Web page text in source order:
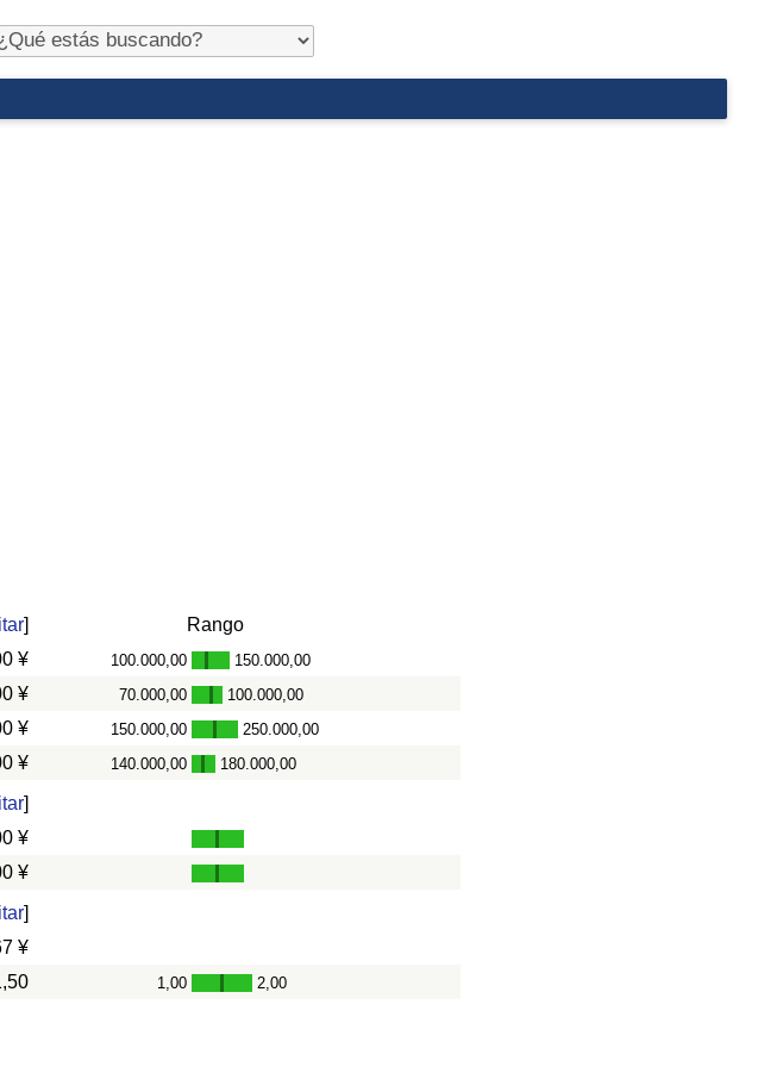
]
Rango
¥ 100.000,00 - 150.000,00
¥ 70.000,00 - 100.000,00
¥ 150.000,00 - 250.000,00
¥ 140.000,00 - 180.000,00
]
¥
¥
]
¥
1,00 - 2,00